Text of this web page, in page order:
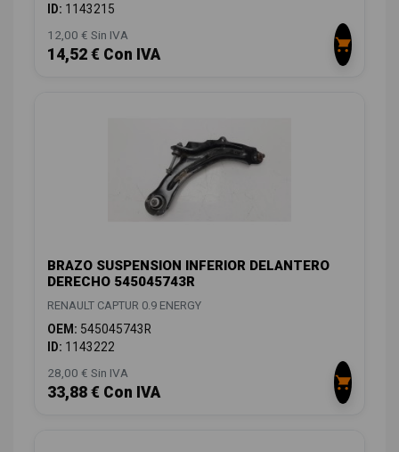
ID: 1143215
12,00 € Sin IVA
14,52 € Con IVA
BRAZO SUSPENSION INFERIOR DELANTERO
DERECHO 545045743R
RENAULT CAPTUR 0.9 ENERGY
OEM: 545045743R
ID: 1143222
28,00 € Sin IVA
33,88 € Con IVA